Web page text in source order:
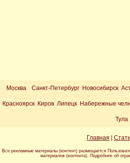
Москва Санкт-Петербург Новосибирск
Красноярск Киров Липецк Набережные
Главная
Все рекламные материалы (контент) размещается
материалов (контента). Подробнее об